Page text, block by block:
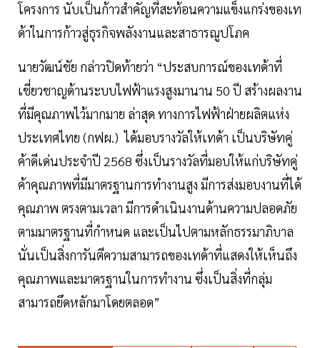
โครงการ นับเป็นก้าวสำคัญที่สะท้อนความแข็งแกร่งของเท
ด้าในการก้าวสู่ธุรกิจพลังงานและสาธารณูปโภค
นายวัฒน์ชัย กล่าวปิดท้ายว่า “ประสบการณ์ของเทด้าที่
เชี่ยวชาญด้านระบบไฟฟ้าแรงสูงมานาน 50 ปี สร้างผลงาน
ที่มีคุณภาพไว้มากมาย ล่าสุด ทางการไฟฟ้าฝ่ายผลิตแห่ง
ประเทศไทย (กฟผ.) ได้มอบรางวัลให้เทด้า เป็นบริษัทคู่
ค้าดีเด่นประจำปี 2568 ซึ่งเป็นรางวัลที่มอบให้แก่บริษัทคู่
ค้าคุณภาพที่มีมาตรฐานการทำงานสูง มีการส่งมอบงานที่ได้
คุณภาพ ตรงตามเวลา มีการดำเนินงานด้านความปลอดภัย
ตามมาตรฐานที่กำหนด และเป็นไปตามหลักธรรมาภิบาล
นั่นเป็นสิ่งการันตีความสามารถของเทด้าที่แสดงให้เห็นถึง
คุณภาพและมาตรฐานในการทำงาน ซึ่งเป็นสิ่งที่กลุ่ม
สามารถยึดหลักมาโดยตลอด”